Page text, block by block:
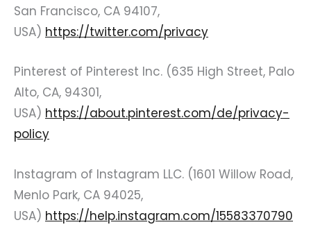
San Francisco, CA 94107,
USA) https://twitter.com/privacy
Pinterest of Pinterest Inc. (635 High Street, Palo
Alto, CA, 94301,
USA) https://about.pinterest.com/de/privacy-
policy
Instagram of Instagram LLC. (1601 Willow Road,
Menlo Park, CA 94025,
USA) https://help.instagram.com/15583370790